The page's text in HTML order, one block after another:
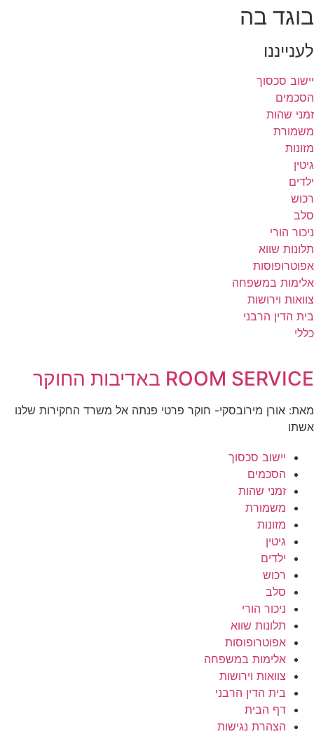
בוגד בה
לענייננו
יישוב סכסוך
הסכמים
זמני שהות
משמורת
מזונות
גיטין
ילדים
רכוש
סלב
ניכור הורי
תלונות שווא
אפוטרופוסות
אלימות במשפחה
צוואות וירושות
בית הדין הרבני
כללי
ROOM SERVICE באדיבות החוקר
מאת: אורן מירובסקי- חוקר פרטי פנתה אל משרד החקירות שלנו
אשתו
יישוב סכסוך
הסכמים
זמני שהות
משמורת
מזונות
גיטין
ילדים
רכוש
סלב
ניכור הורי
תלונות שווא
אפוטרופוסות
אלימות במשפחה
צוואות וירושות
בית הדין הרבני
דף הבית
הצהרת נגישות